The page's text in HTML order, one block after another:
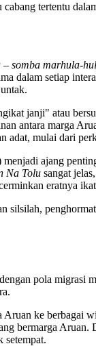
tertentu
– somba marhula-
dalam setiap
janji" atau
antara marga
mulai dari
menjadi ajang
Na Tolu sangat
eratnya
pola migrasi
ke berbagai
bermarga
setempat.